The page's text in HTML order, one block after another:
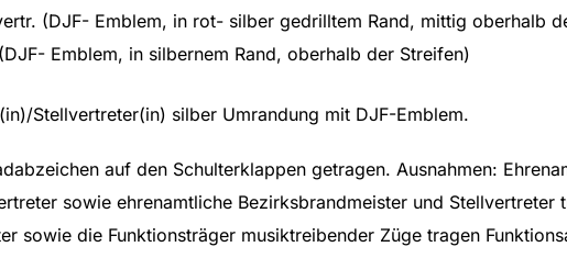
(DJF- Emblem, in rot- silber gedrilltem Rand, mittig oberhalb
Emblem, in silbernem Rand, oberhalb der Streifen)
Stellvertreter(in) silber Umrandung mit DJF-Emblem.
auf den Schulterklappen getragen. Ausnahmen:
sowie ehrenamtliche Bezirksbrandmeister und Stellvertreter
sowie die Funktionsträger musiktreibender Züge tragen